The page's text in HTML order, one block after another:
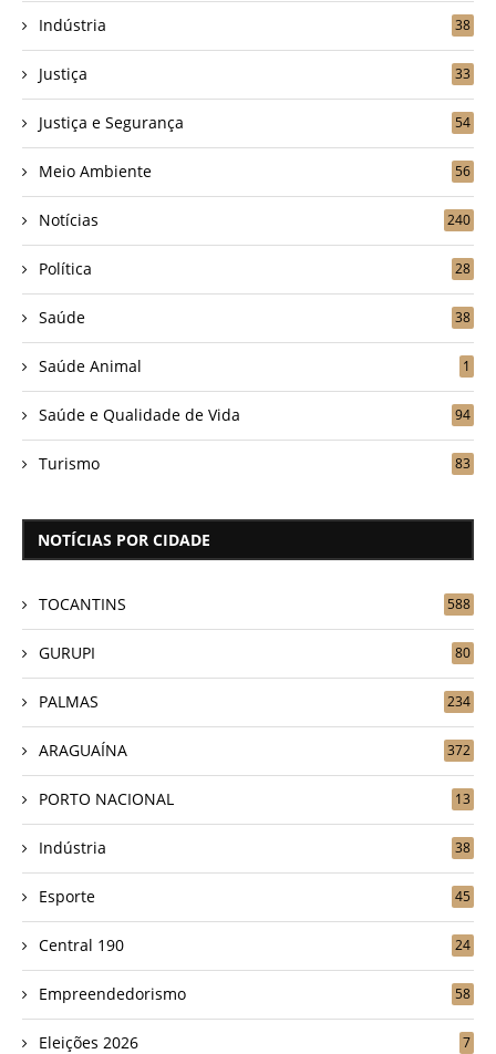
Indústria 38
Justiça 33
Justiça e Segurança 54
Meio Ambiente 56
Notícias 240
Política 28
Saúde 38
Saúde Animal 1
Saúde e Qualidade de Vida 94
Turismo 83
NOTÍCIAS POR CIDADE
TOCANTINS 588
GURUPI 80
PALMAS 234
ARAGUAÍNA 372
PORTO NACIONAL 13
Indústria 38
Esporte 45
Central 190 24
Empreendedorismo 58
Eleições 2026 7